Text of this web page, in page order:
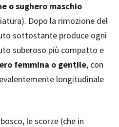
o sughero maschio
Dopo la rimozione del
sottostante produce ogni
suberoso più compatto e
femmina o gentile, con
longitudinale
le scorze (che in